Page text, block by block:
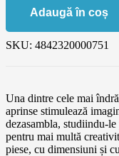
Adaugă în coș
SKU: 4842320000751
Una dintre cele mai
aprinse stimulează
dezasambla, studiindu-
pentru mai multă
piese, cu dimensiuni și